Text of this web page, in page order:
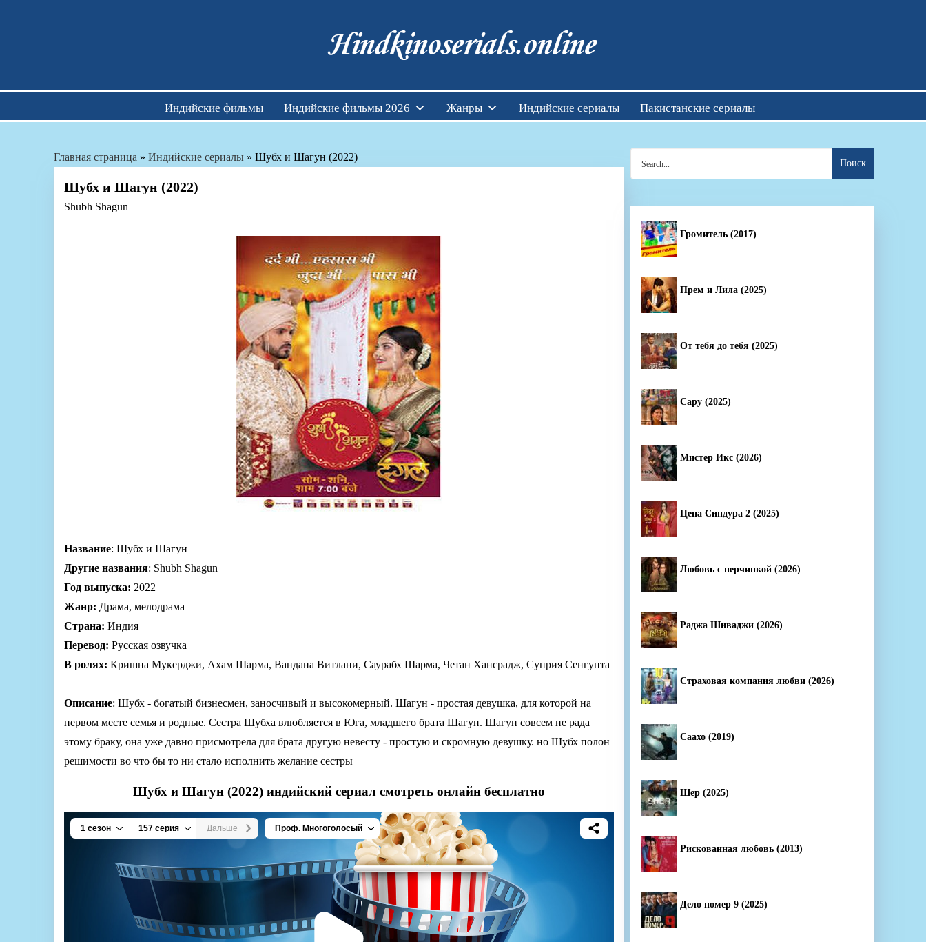
Индийские фильмы смотреть онлайн
Индийские фильмы Индийские фильмы 2026 Жанры Индийские сериалы Пакистанские сериалы
Главная страница » Индийские сериалы » Шубх и Шагун (2022)
Шубх и Шагун (2022)
Shubh Shagun
Название: Шубх и Шагун
Другие названия: Shubh Shagun
Год выпуска: 2022
Жанр: Драма, мелодрама
Страна: Индия
Перевод: Русская озвучка
В ролях: Кришна Мукерджи, Ахам Шарма, Вандана Витлани, Саурабх Шарма, Четан Хансрадж, Суприя Сенгупта
Описание: Шубх - богатый бизнесмен, заносчивый и высокомерный. Шагун - простая девушка, для которой на
первом месте семья и родные. Сестра Шубха влюбляется в Юга, младшего брата Шагун. Шагун совсем не рада
этому браку, она уже давно присмотрела для брата другую невесту - простую и скромную девушку. но Шубх полон
решимости во что бы то ни стало исполнить желание сестры
Шубх и Шагун (2022) индийский сериал смотреть онлайн бесплатно
for:
Громитель (2017)
Прем и Лила (2025)
От тебя до тебя (2025)
Сару (2025)
Мистер Икс (2026)
Цена Синдура 2 (2025)
Любовь с перчинкой (2026)
Раджа Шиваджи (2026)
Страховая компания любви (2026)
Саахо (2019)
Шер (2025)
Рискованная любовь (2013)
Дело номер 9 (2025)